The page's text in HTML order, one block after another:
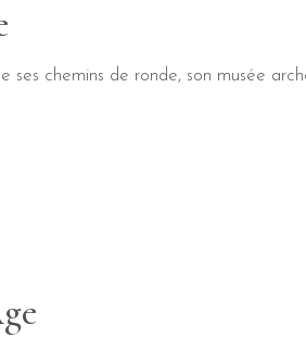
ses chemins de ronde, son musée